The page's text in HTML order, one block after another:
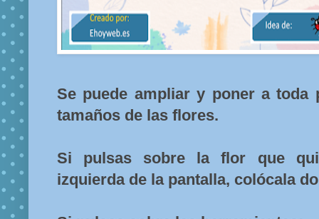
Se puede ampliar y poner a toda
tamaños de las flores.
Si pulsas sobre la flor que
izquierda de la pantalla, colócala